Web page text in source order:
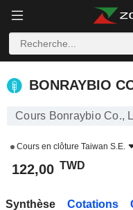
BONRAYBIO CO., LTD.
BONRAYBIO
Cours Bonraybio Co.,
Cours en clôture Taiwan S.E.
122,00 TWD
Synthèse Cotations